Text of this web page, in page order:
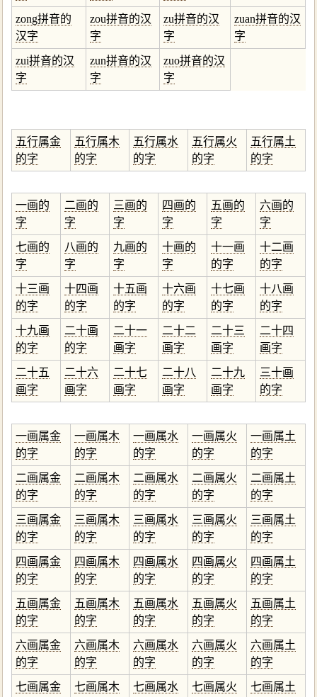
zong拼音的
汉字
zou拼音的汉
字
zu拼音的汉
字
zuan拼音的汉
字
zui拼音的汉
字
zun拼音的汉
字
zuo拼音的汉
字
五行属金
的字
五行属木
的字
五行属水
的字
五行属火
的字
五行属土
的字
一画的
字
二画的
字
三画的
字
四画的
字
五画的
字
六画的
字
七画的
字
八画的
字
九画的
字
十画的
字
十一画
的字
十二画
的字
十三画
的字
十四画
的字
十五画
的字
十六画
的字
十七画
的字
十八画
的字
十九画
的字
二十画
的字
二十一
画字
二十二
画字
二十三
画字
二十四
画字
二十五
画字
二十六
画字
二十七
画字
二十八
画字
二十九
画字
三十画
的字
一画属金
的字
一画属木
的字
一画属水
的字
一画属火
的字
一画属土
的字
二画属金
的字
二画属木
的字
二画属水
的字
二画属火
的字
二画属土
的字
三画属金
的字
三画属木
的字
三画属水
的字
三画属火
的字
三画属土
的字
四画属金
的字
四画属木
的字
四画属水
的字
四画属火
的字
四画属土
的字
五画属金
的字
五画属木
的字
五画属水
的字
五画属火
的字
五画属土
的字
六画属金
的字
六画属木
的字
六画属水
的字
六画属火
的字
六画属土
的字
七画属金
七画属木
七画属水
七画属火
七画属土